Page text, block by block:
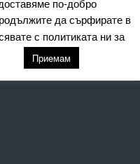
по-добро
да сърфирате в
с политиката ни за
Приемам